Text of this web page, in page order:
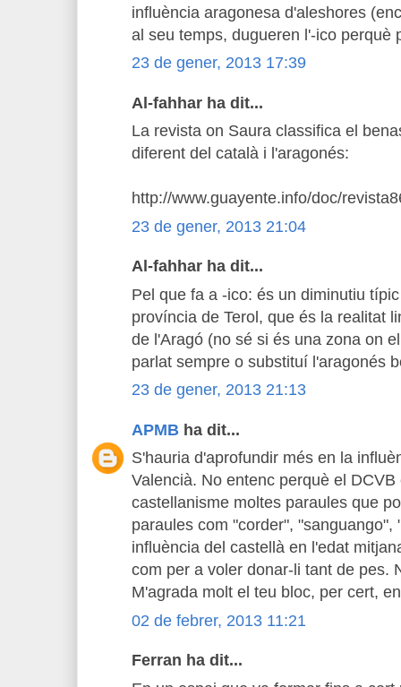
influència aragonesa d'aleshores
al seu temps, dugueren l'-ico perquè
23 de gener, 2013 17:39
Al-fahhar ha dit...
La revista on Saura classifica el
diferent del català i l'aragonés:
http://www.guayente.info/doc/
23 de gener, 2013 21:04
Al-fahhar ha dit...
Pel que fa a -ico: és un diminutiu
província de Terol, que és la realitat
de l'Aragó (no sé si és una zona on
parlat sempre o substituí l'aragonés
23 de gener, 2013 21:13
APMB ha dit...
S'hauria d'aprofundir més en la
Valencià. No entenc perquè el
castellanisme moltes paraules que
paraules com "corder", "sanguango",
influència del castellà en l'edat
com per a voler donar-li tant de pes.
M'agrada molt el teu bloc, per cert,
02 de febrer, 2013 11:21
Ferran ha dit...